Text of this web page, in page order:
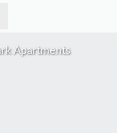
Apartments